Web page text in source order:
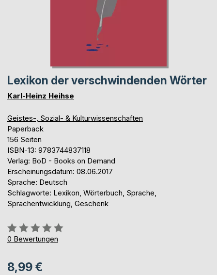
Lexikon der verschwindenden Wörter
Karl-Heinz Heihse
Geistes-, Sozial- & Kulturwissenschaften
Paperback
156 Seiten
ISBN-13: 9783744837118
Verlag: BoD - Books on Demand
Erscheinungsdatum: 08.06.2017
Sprache: Deutsch
Schlagworte: Lexikon, Wörterbuch, Sprache,
Sprachentwicklung, Geschenk
Bewertung::
0%
0 Bewertungen
8,99 €